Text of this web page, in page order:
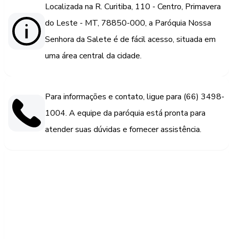
Localizada na R. Curitiba, 110 - Centro, Primavera
do Leste - MT, 78850-000, a Paróquia Nossa
Senhora da Salete é de fácil acesso, situada em
uma área central da cidade.
Para informações e contato, ligue para (66) 3498-
1004. A equipe da paróquia está pronta para
atender suas dúvidas e fornecer assistência.